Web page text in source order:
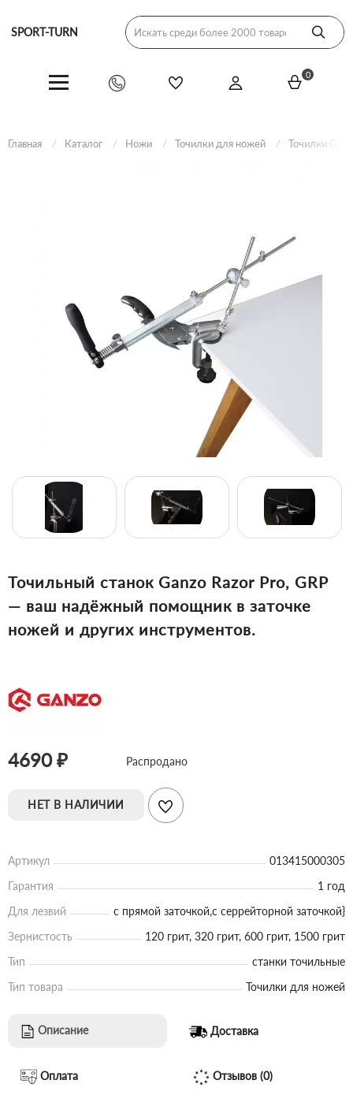
SPORT-TURN
0
Главная Каталог Ножи Точилки для ножей Точилки
Точильный станок Ganzo Razor Pro, GRP
— ваш надёжный помощник в заточке
ножей и других инструментов.
4690 ₽ Распродано
НЕТ В НАЛИЧИИ
Артикул
013415000305
Гарантия
1 год
Для лезвий
с прямой заточкой,с серрейторной заточкой}
Зернистость
120 грит, 320 грит, 600 грит, 1500 грит
Тип
станки точильные
Тип товара
Точилки для ножей
Описание Доставка
Оплата Отзывов (0)